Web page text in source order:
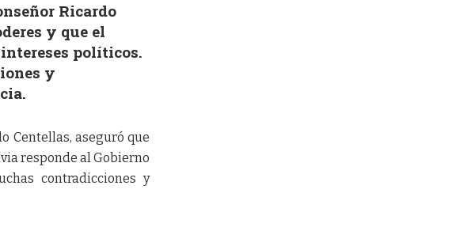
Ricardo
y que el
políticos.
y
Centellas, aseguró que
responde al Gobierno
contradicciones y